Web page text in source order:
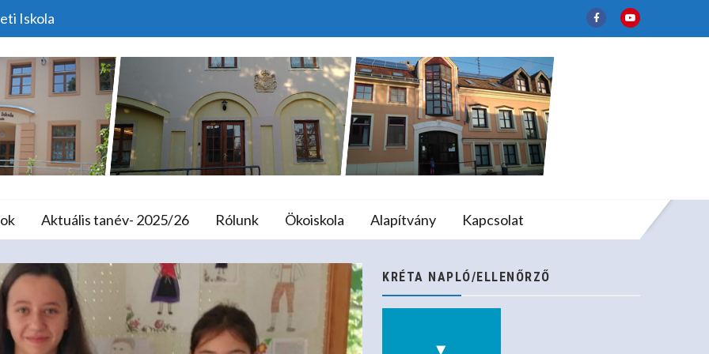
Iskola
Iskola és Alapfokú Művészeti
Aktuális tanév- 2025/26 Rólunk Ökoiskola Alapítvány Kapcsolat
Verseny Himesházán
Versenyek Német Népismereti Verseny Himesházán
KRÉTA NAPLÓ/ELLENŐRZŐ